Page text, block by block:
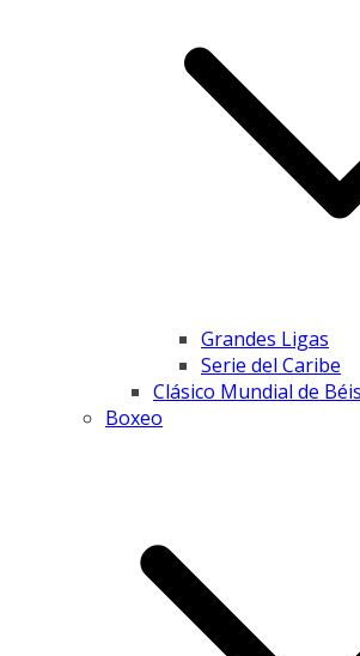
Grandes Ligas
Serie del Caribe
Clásico Mundial de
Boxeo